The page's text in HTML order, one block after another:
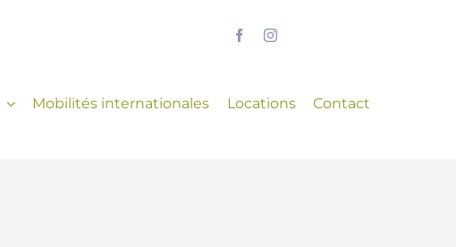
Mobilités internationales Locations Contact